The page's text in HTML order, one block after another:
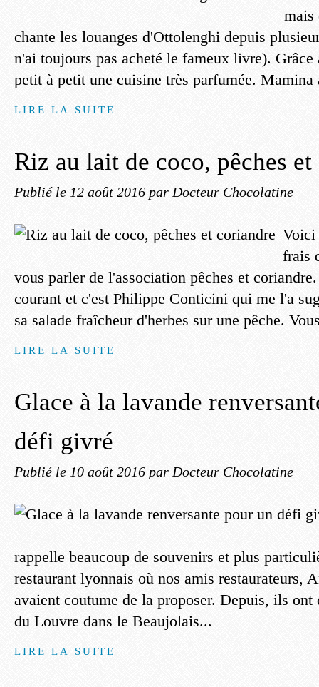
mais
chante les louanges d'Ottolenghi depuis
n'ai toujours pas acheté le fameux livre).
petit à petit une cuisine très parfumée.
LIRE LA SUITE
Riz au lait de coco, pêches
Publié le 12 août 2016 par Docteur Chocolatine
Voici
frais
vous parler de l'association pêches et
courant et c'est Philippe Conticini qui me l'a
sa salade fraîcheur d'herbes sur une pêche.
LIRE LA SUITE
Glace à la lavande
défi givré
Publié le 10 août 2016 par Docteur Chocolatine
rappelle beaucoup de souvenirs et plus
restaurant lyonnais où nos amis restaurateurs,
avaient coutume de la proposer. Depuis, ils
du Louvre dans le Beaujolais...
LIRE LA SUITE